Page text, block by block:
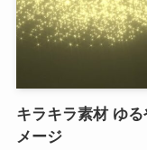
キラキラ素材 ゆ
メージ